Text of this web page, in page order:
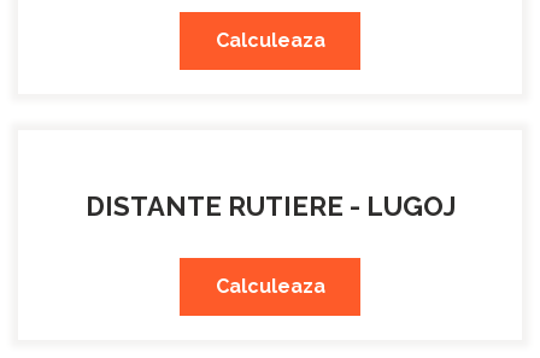
Calculeaza
DISTANTE RUTIERE - LUGOJ
Calculeaza